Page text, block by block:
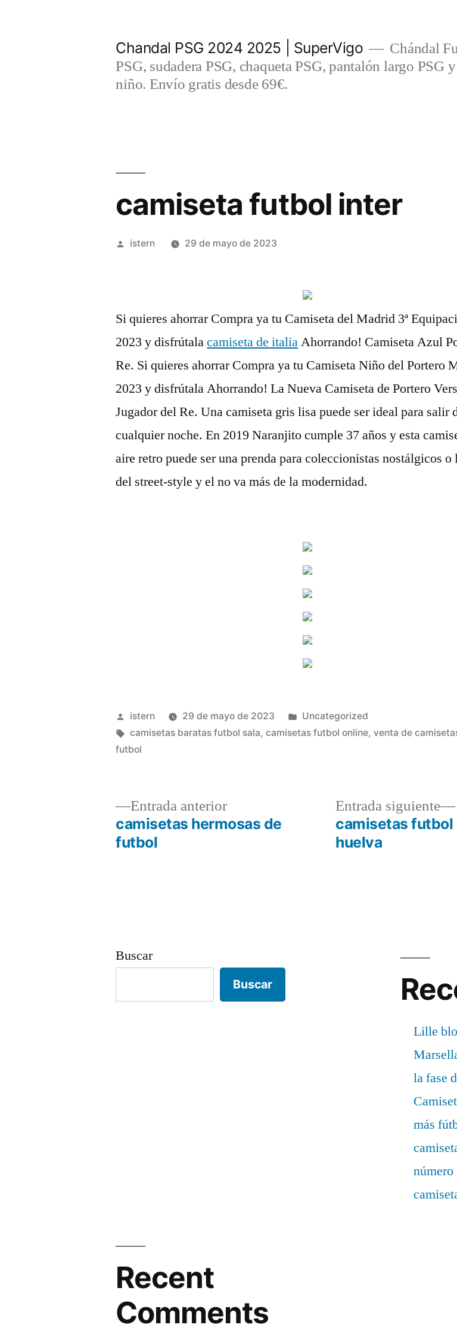
Chandal PSG 2024 2025 | SuperVigo
Chándal
PSG, sudadera PSG, chaqueta PSG, pantalón largo PSG
niño. Envío gratis desde 69€.
camiseta futbol inter
Publicado
istern 29 de mayo de 2023
Si quieres ahorrar Compra ya tu Camiseta del Madrid 3ª
2023 y disfrútalacamiseta de italiaAhorrando! Camiseta Azul
Re. Si quieres ahorrar Compra ya tu Camiseta Niño del Portero
2023 y disfrútala Ahorrando! La Nueva Camiseta de Portero
Jugador del Re. Una camiseta gris lisa puede ser ideal para salir
cualquier noche. En 2019 Naranjito cumple 37 años y esta
aire retro puede ser una prenda para coleccionistas nostálgicos o
del street-style y el no va más de la modernidad.
Publicado
por
istern 29 de mayo de 2023
Publicado
en
Uncategorized
Etiquetas:
camisetas baratas futbol sala,camisetas futbol online,venta de
futbol
Navegación
Entrada anteriorEntrada
anterior:
camisetas hermosas de
futbol
Entrada siguiente
camisetas futbol
huelva
Buscar
Buscar
Lille
la fase
más
número
Recent
Comments